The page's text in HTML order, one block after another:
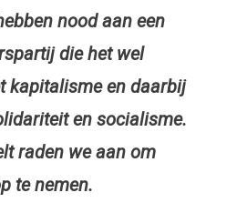
nood aan een
die het wel
kapitalisme en daarbij
en socialisme.
raden we aan om
te nemen.